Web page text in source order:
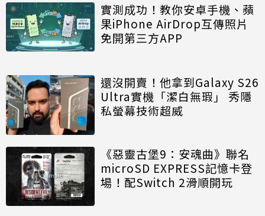
實測成功！教你安卓手機、蘋
果iPhone AirDrop互傳照片
免開第三方APP
還沒開賣！他拿到Galaxy S26
Ultra實機「潔白無瑕」 秀隱
私螢幕技術超威
《惡靈古堡9：安魂曲》聯名
microSD EXPRESS記憶卡登
場！配Switch 2滑順開玩